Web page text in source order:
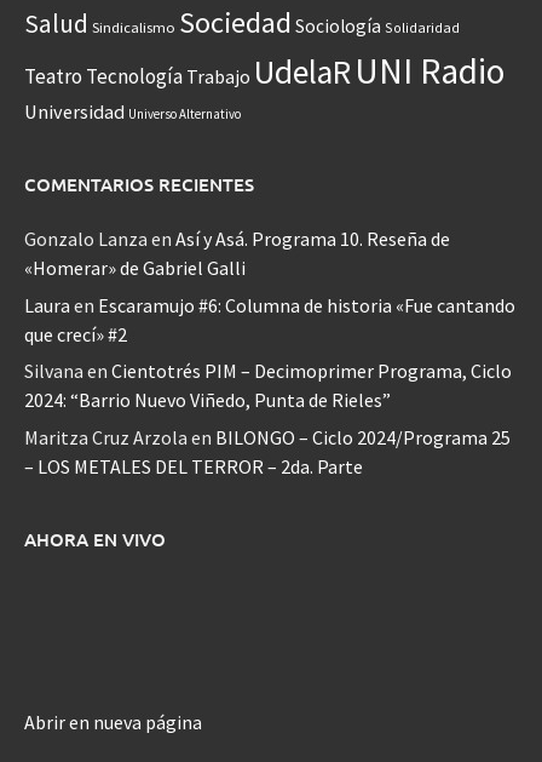
Salud Sindicalismo Sociedad Sociología Solidaridad
Teatro Tecnología Trabajo UdelaRUNI Radio
Universidad Universo Alternativo
COMENTARIOS RECIENTES
Gonzalo Lanza en Así y Asá. Programa 10. Reseña de
«Homerar» de Gabriel Galli
Laura en Escaramujo #6: Columna de historia «Fue cantando
que crecí» #2
Silvana en Cientotrés PIM – Decimoprimer Programa, Ciclo
2024: “Barrio Nuevo Viñedo, Punta de Rieles”
Maritza Cruz Arzola en BILONGO – Ciclo 2024/Programa 25
– LOS METALES DEL TERROR – 2da. Parte
AHORA EN VIVO
Abrir en nueva página